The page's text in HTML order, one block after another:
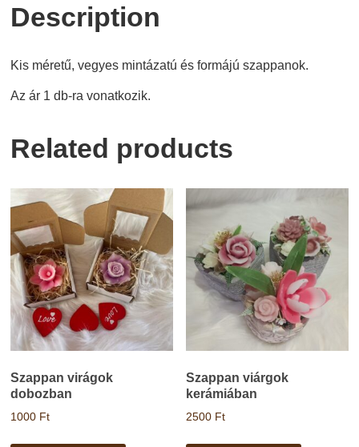
Description
Kis méretű, vegyes mintázatú és formájú szappanok.
Az ár 1 db-ra vonatkozik.
Related products
Szappan virágok
dobozban
1000 Ft
Szappan viárgok
kerámiában
2500 Ft